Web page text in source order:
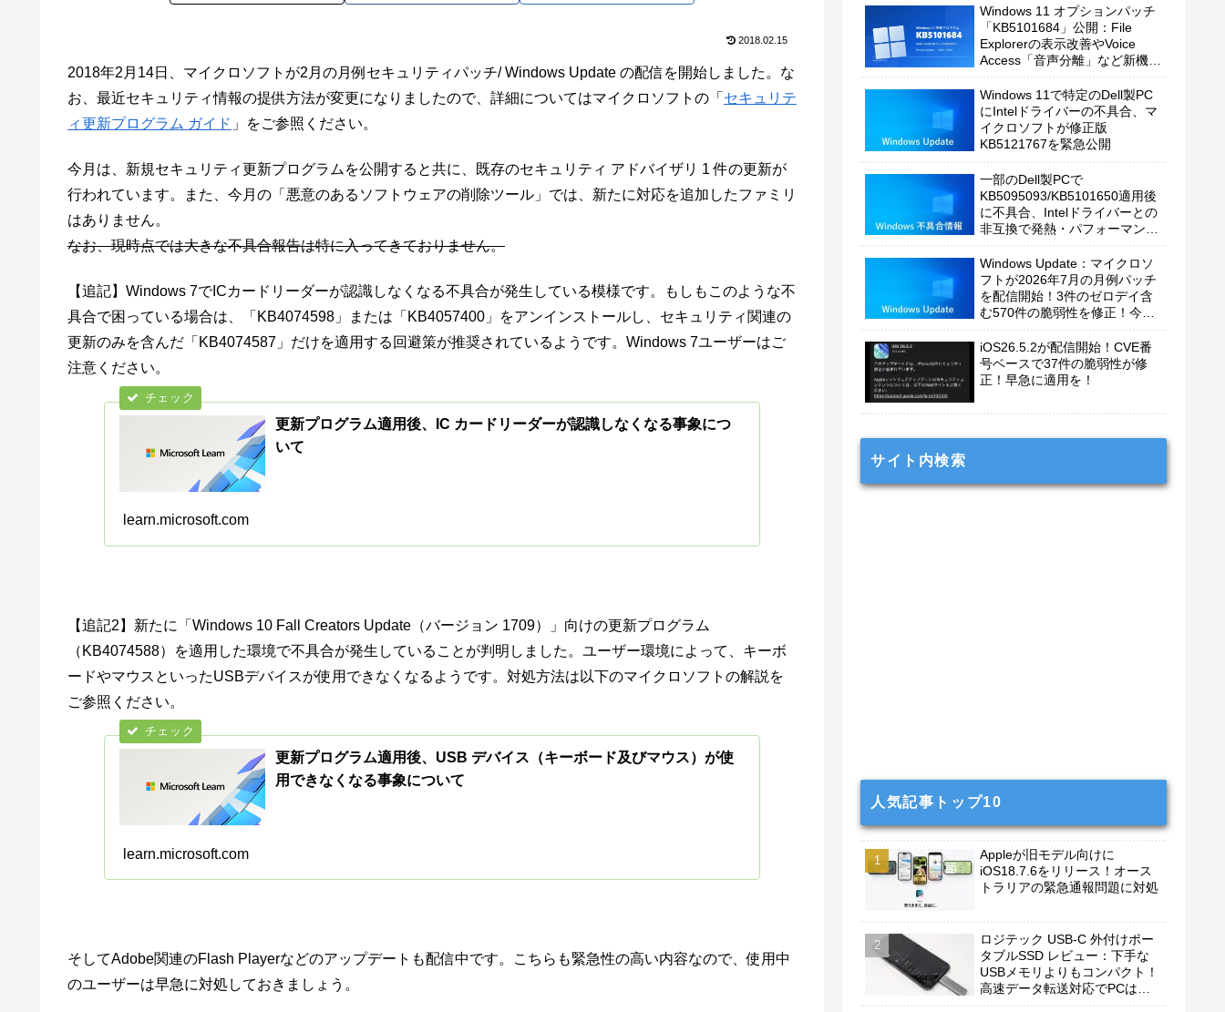
2018.02.15
2018年2月14日、マイクロソフトが2月の月例セキュリティパッチ/ Windows Update の配信を開始しました。な
お、最近セキュリティ情報の提供方法が変更になりましたので、詳細についてはマイクロソフトの「 セキュリテ
ィ更新プログラム ガイド 」をご参照ください。
今月は、新規セキュリティ更新プログラムを公開すると共に、既存のセキュリティ アドバイザリ 1 件の更新が
行われています。また、今月の「悪意のあるソフトウェアの削除ツール」では、新たに対応を追加したファミリ
はありません。
なお、現時点では大きな不具合報告は特に入ってきておりません。
【追記】Windows 7でICカードリーダーが認識しなくなる不具合が発生している模様です。もしもこのような不
具合で困っている場合は、「KB4074598」または「KB4057400」をアンインストールし、セキュリティ関連の
更新のみを含んだ「KB4074587」だけを適用する回避策が推奨されているようです。Windows 7ユーザーはご
注意ください。
更新プログラム適用後、IC カードリーダーが認識しなくなる事象につ
いて
learn.microsoft.com
【追記2】新たに「Windows 10 Fall Creators Update（バージョン 1709）」向けの更新プログラム
（KB4074588）を適用した環境で不具合が発生していることが判明しました。ユーザー環境によって、キーボ
ードやマウスといったUSBデバイスが使用できなくなるようです。対処方法は以下のマイクロソフトの解説を
ご参照ください。
更新プログラム適用後、USB デバイス（キーボード及びマウス）が使
用できなくなる事象について
learn.microsoft.com
そしてAdobe関連のFlash Playerなどのアップデートも配信中です。こちらも緊急性の高い内容なので、使用中
のユーザーは早急に対処しておきましょう。
Windows 11 オプションパッチ
「KB5101684」公開：File
Explorerの表示改善やVoice
Access「音声分離」など新機能
Windows 11で特定のDell製PC
にIntelドライバーの不具合、マ
イクロソフトが修正版
KB5121767を緊急公開
一部のDell製PCで
KB5095093/KB5101650適用後
に不具合、Intelドライバーとの
非互換で発熱・パフォーマンス
Windows Update：マイクロソ
フトが2026年7月の月例パッチ
を配信開始！3件のゼロデイ含
む570件の脆弱性を修正！今す
iOS26.5.2が配信開始！CVE番
号ベースで37件の脆弱性が修
正！早急に適用を！
サイト内検索
人気記事トップ10
Appleが旧モデル向けに
iOS18.7.6をリリース！オース
トラリアの緊急通報問題に対処
ロジテック USB-C 外付けポー
タブルSSD レビュー：下手な
USBメモリよりもコンパクト！
高速データ転送対応でPCは勿